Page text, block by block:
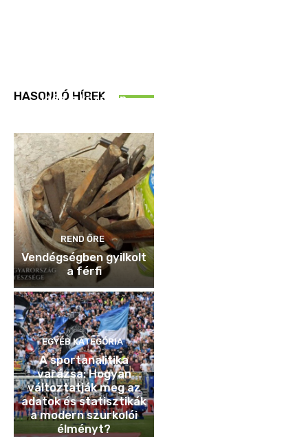
HASONLÓ HÍREK
Idén is közösen
REND ŐRE
Vendégségben gyilkolt
a férfi
EGYÉB KATEGÓRIA
A sportanalitika
varázsa: Hogyan
változtatják meg az
adatok és statisztikák
a modern szurkolói
élményt?